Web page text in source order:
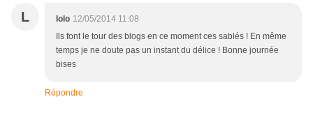
L lolo 12/05/2014 11:08
Ils font le tour des blogs en ce moment ces sablés ! En même
temps je ne doute pas un instant du délice ! Bonne journée
bises
Répondre